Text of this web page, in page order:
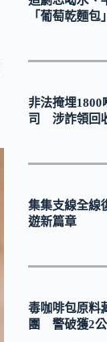
「葡萄乾麵
非法掩埋
司 涉詐領回
集集支線全線
遊新篇章
毒咖啡包原料
團 警破獲2